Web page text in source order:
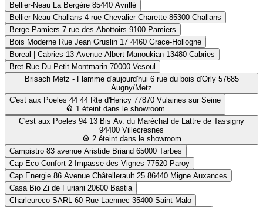
Bellier-Neau
La Bergère 85440 Avrillé
Bellier-Neau Challans
4 rue Chevalier Charette 85300 Challans
Berge Pamiers
7 rue des Abottoirs 9100 Pamiers
Bois Moderne
Rue Jean Gruslin 17 4460 Grace-Hollogne
Boreal | Cabries
13 Avenue Albert Manoukian 13480 Cabries
Bret
Rue Du Petit Montmarin 70000 Vesoul
Brisach Metz - Flamme d'aujourd'hui 6 rue du bois d'Orly 57685
Augny/Metz
C'est aux Poeles 44
44 Rte d'Hericy 77870 Vulaines sur Seine
1 éteint dans le showroom
C'est aux Poeles 94 13 Bis Av. du Maréchal de Lattre de Tassigny
94400 Villecresnes
2 éteint dans le showroom
Campistro
83 avenue Aristide Briand 65000 Tarbes
Cap Eco Confort
2 Impasse des Vignes 77520 Paroy
Cap Energie 86
Avenue Châtellerault 25 86440 Migne Auxances
Casa Bio
Zi de Furiani 20600 Bastia
Charleureco SARL
60 Rue Laennec 35400 Saint Malo